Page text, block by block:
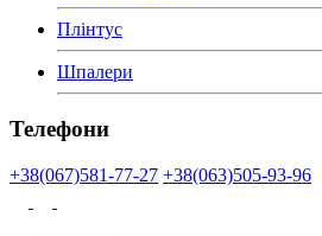
Плінтус
Шпалери
Телефони
+38(067)581-77-27 +38(063)505-93-96